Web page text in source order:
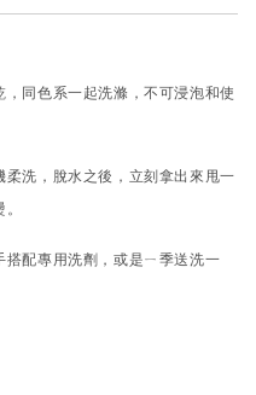
同色系一起洗滌，不可浸泡和使
洗，脫水之後，立刻拿出來甩一
配專用洗劑，或是ㄧ季送洗一